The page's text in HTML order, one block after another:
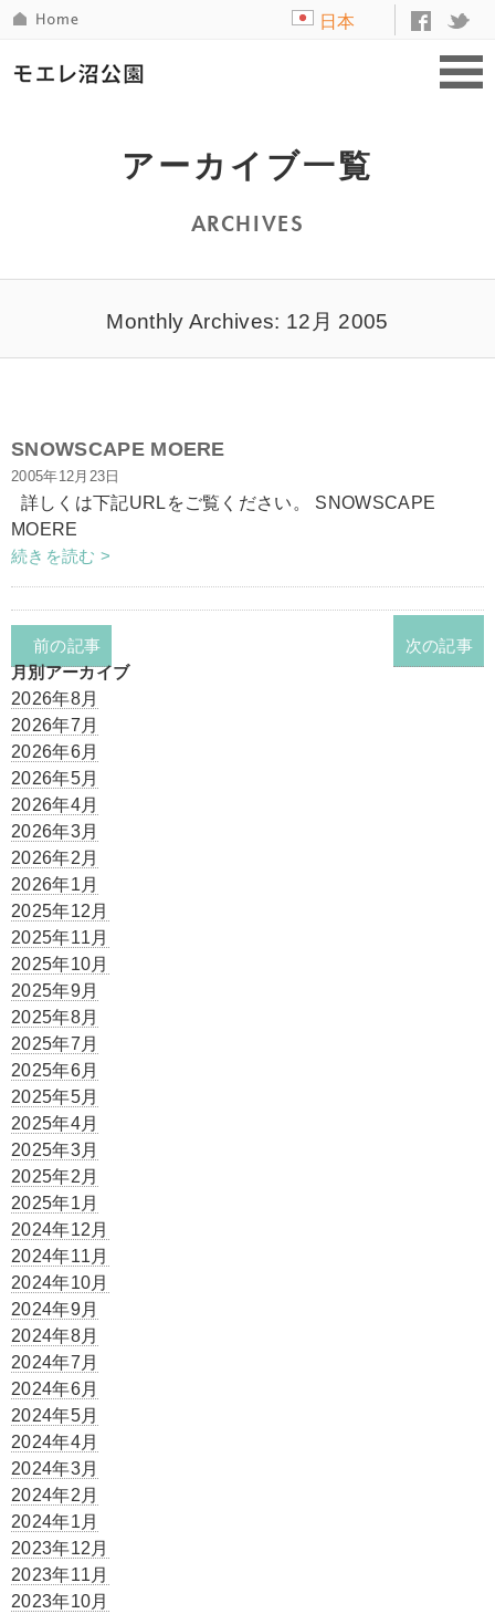
日本
アーカイブ一覧
ARCHIVES
Monthly Archives: 12月 2005
SNOWSCAPE MOERE
2005年12月23日
詳しくは下記URLをご覧ください。 SNOWSCAPE
MOERE
続きを読む >
前の記事
次の記事
月別アーカイブ
2026年8月
2026年7月
2026年6月
2026年5月
2026年4月
2026年3月
2026年2月
2026年1月
2025年12月
2025年11月
2025年10月
2025年9月
2025年8月
2025年7月
2025年6月
2025年5月
2025年4月
2025年3月
2025年2月
2025年1月
2024年12月
2024年11月
2024年10月
2024年9月
2024年8月
2024年7月
2024年6月
2024年5月
2024年4月
2024年3月
2024年2月
2024年1月
2023年12月
2023年11月
2023年10月